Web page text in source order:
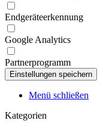
Endgeräteerkennung
Google Analytics
Partnerprogramm
Menü schließen
Kategorien